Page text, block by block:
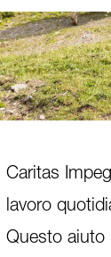
Caritas
lavoro
Questo aiuto